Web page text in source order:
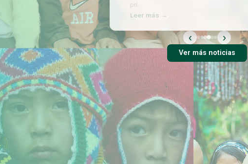
…
Leer más →
‹ ›
Ver más noticias